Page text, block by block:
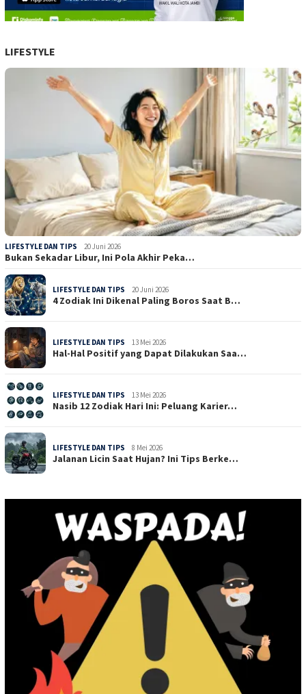
LIFESTYLE
LIFESTYLE DAN TIPS 20 Juni 2026
Bukan Sekadar Libur, Ini Pola Akhir Peka…
LIFESTYLE DAN TIPS 20 Juni 2026
4 Zodiak Ini Dikenal Paling Boros Saat B…
LIFESTYLE DAN TIPS 13 Mei 2026
Hal-Hal Positif yang Dapat Dilakukan Saa…
LIFESTYLE DAN TIPS 13 Mei 2026
Nasib 12 Zodiak Hari Ini: Peluang Karier…
LIFESTYLE DAN TIPS 8 Mei 2026
Jalanan Licin Saat Hujan? Ini Tips Berke…